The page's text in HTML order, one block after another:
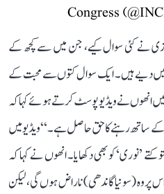
نے کئی سوال کیے، جن میں سے کچھ کے
میں دیے ہیں۔ ایک سوال کتوں سے محبت کے
انھوں نے ویڈیو پوسٹ کرتے ہوئے کہا کہ
کے ساتھ رہنے کا حق حاصل ہے۔‘‘ ویڈیو میں
کتے ’نوری‘ کو بھی دکھایا۔ انھوں نے کہا کہ
پر وہ (سونیا گاندھی) ناراض ہوں گی، لیکن